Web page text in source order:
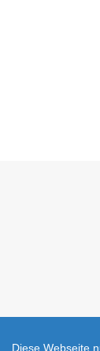
Diese Webseite